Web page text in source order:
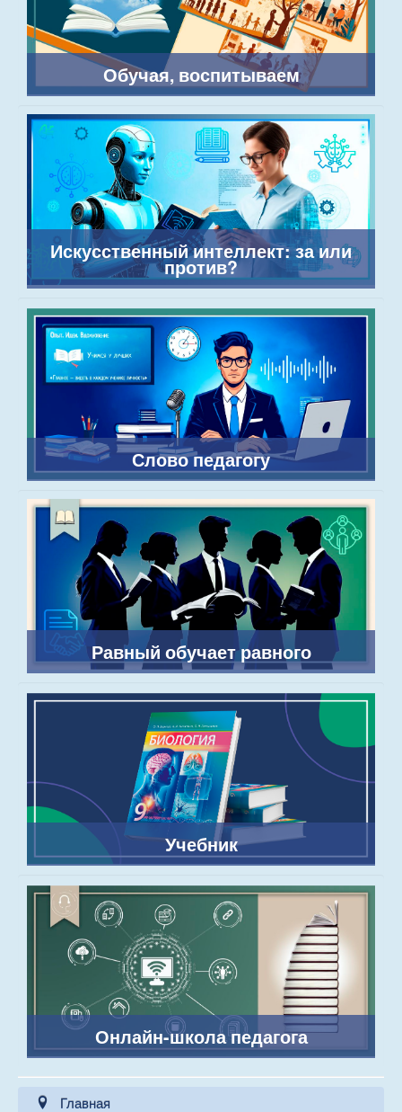
Обучая, воспитываем
Искусственный интеллект: за или
против?
Слово педагогу
Равный обучает равного
Учебник
Онлайн-школа педагога
Главная